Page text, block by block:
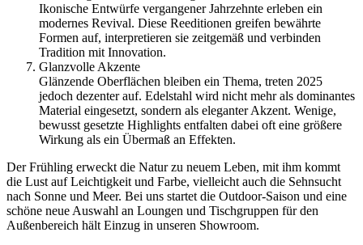
Ikonische Entwürfe vergangener Jahrzehnte erleben ein
modernes Revival. Diese Reeditionen greifen bewährte
Formen auf, interpretieren sie zeitgemäß und verbinden
Tradition mit Innovation.
Glanzvolle Akzente
Glänzende Oberflächen bleiben ein Thema, treten 2025
jedoch dezenter auf. Edelstahl wird nicht mehr als dominantes
Material eingesetzt, sondern als eleganter Akzent. Wenige,
bewusst gesetzte Highlights entfalten dabei oft eine größere
Wirkung als ein Übermaß an Effekten.
Der Frühling erweckt die Natur zu neuem Leben, mit ihm kommt
die Lust auf Leichtigkeit und Farbe, vielleicht auch die Sehnsucht
nach Sonne und Meer. Bei uns startet die Outdoor-Saison und eine
schöne neue Auswahl an Loungen und Tischgruppen für den
Außenbereich hält Einzug in unseren Showroom.